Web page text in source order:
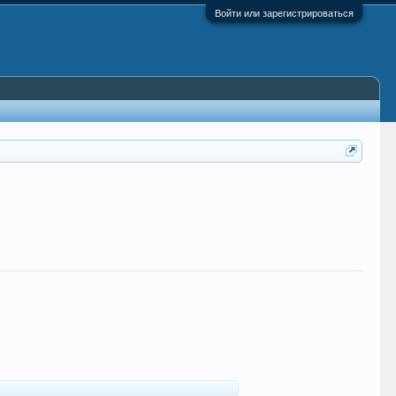
Войти или зарегистрироваться